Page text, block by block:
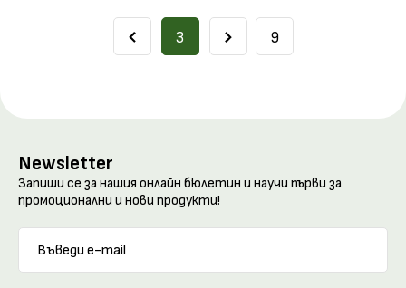
3 9
Newsletter
Запиши се за нашия онлайн бюлетин и научи първи за
промоционални и нови продукти!